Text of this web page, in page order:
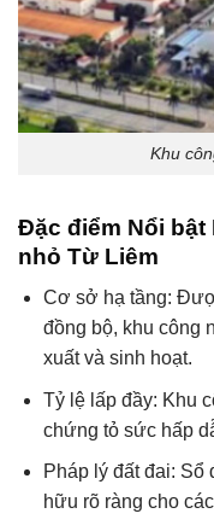
Khu
Đặc điểm Nổi
nhỏ Từ Liêm
Cơ sở hạ tầng:
đồng bộ, khu công
xuất và sinh hoạt.
Tỷ lệ lấp đầy: Khu
chứng tỏ sức hấp
Pháp lý đất đai: Sổ
hữu rõ ràng cho